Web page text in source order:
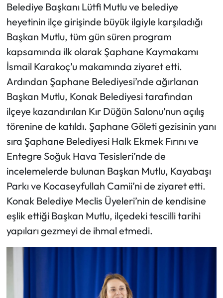
Belediye Başkanı Lütfi Mutlu ve belediye
heyetinin ilçe girişinde büyük ilgiyle karşıladığı
Başkan Mutlu, tüm gün süren program
kapsamında ilk olarak Şaphane Kaymakamı
İsmail Karakoç’u makamında ziyaret etti.
Ardından Şaphane Belediyesi’nde ağırlanan
Başkan Mutlu, Konak Belediyesi tarafından
ilçeye kazandırılan Kır Düğün Salonu’nun açılış
törenine de katıldı. Şaphane Göleti gezisinin yanı
sıra Şaphane Belediyesi Halk Ekmek Fırını ve
Entegre Soğuk Hava Tesisleri’nde de
incelemelerde bulunan Başkan Mutlu, Kayabaşı
Parkı ve Kocaseyfullah Camii’ni de ziyaret etti.
Konak Belediye Meclis Üyeleri’nin de kendisine
eşlik ettiği Başkan Mutlu, ilçedeki tescilli tarihi
yapıları gezmeyi de ihmal etmedi.